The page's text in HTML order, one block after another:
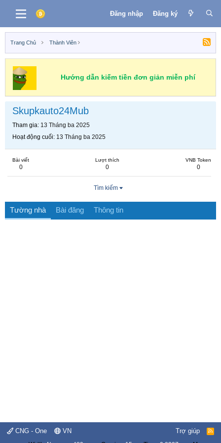
Đăng nhập Đăng ký
Trang Chủ Thành Viên
Hướng dẫn kiếm tiền đơn giản miễn phí
Skupkauto24Mub
Tham gia 13 Tháng ba 2025
Hoạt động cuối 13 Tháng ba 2025
Bài viết
0
Lượt thích
0
VNB Token
0
Tìm kiếm
Tường nhà Bài đăng Thông tin
CNG - One VN Trợ giúp
R